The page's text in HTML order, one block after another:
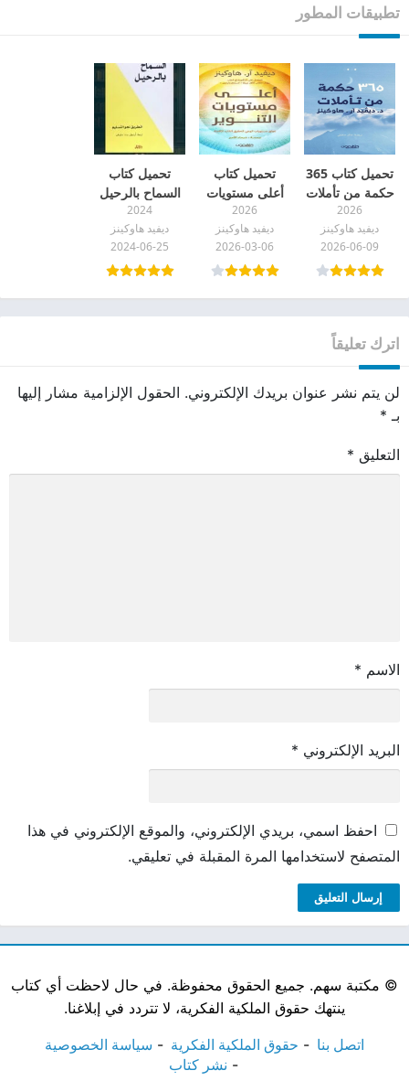
تطبيقات المطور
تحميل كتاب 365
حكمة من تأملات
pdf
2026
ديفيد هاوكينز
2026-06-09
تحميل كتاب
أعلى مستويات
التنوير pdf
2026
ديفيد هاوكينز
2026-03-06
تحميل كتاب
السماح بالرحيل
كامل pdf
2024
ديفيد هاوكينز
2024-06-25
اترك تعليقاً
لن يتم نشر عنوان بريدك الإلكتروني. الحقول الإلزامية مشار إليها
بـ *
التعليق *
الاسم *
البريد الإلكتروني *
احفظ اسمي، بريدي الإلكتروني، والموقع الإلكتروني في هذا
المتصفح لاستخدامها المرة المقبلة في تعليقي.
© مكتبة سهم. جميع الحقوق محفوظة. في حال لاحظت أي كتاب
ينتهك حقوق الملكية الفكرية، لا تتردد في إبلاغنا.
اتصل بنا حقوق الملكية الفكرية
سياسة الخصوصية
نشر كتاب